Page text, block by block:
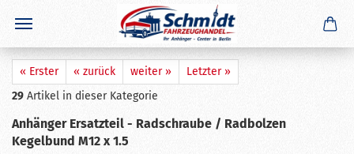
« Erster « zurück weiter »
Letzter »
29 Artikel in dieser Kategorie
Anhänger Ersatzteil - Radschraube / Radbolzen
Kegelbund M12 x 1.5
×
GERADE GEKAUFT
H. D. StahnsdorfhatWinterhoff WW8-G
gekauft
Ausblenden